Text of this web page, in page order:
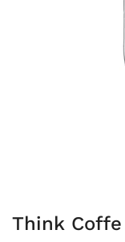
Think Coffe